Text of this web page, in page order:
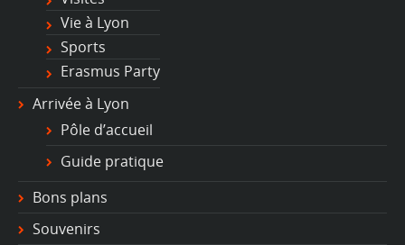
Vie à Lyon
Sports
Erasmus Party
Arrivée à Lyon
Pôle d’accueil
Guide pratique
Bons plans
Souvenirs